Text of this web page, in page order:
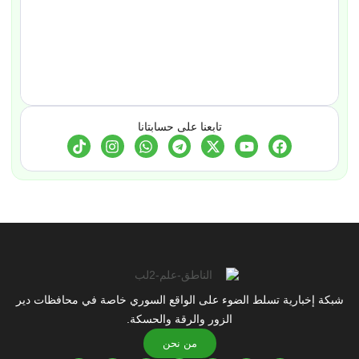
تابعنا على حسابتانا
شبكة إخبارية تسلط الضوء على الواقع السوري خاصة في محافظات دير
الزور والرقة والحسكة.
من نحن